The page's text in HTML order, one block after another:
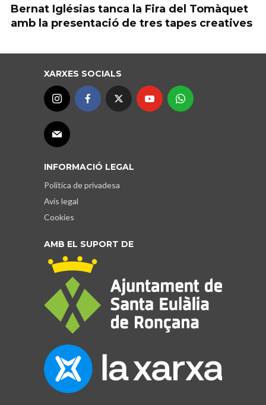
Bernat Iglésias tanca la Fira del Tomàquet
amb la presentació de tres tapes creatives
XARXES SOCIALS
INFORMACIÓ LEGAL
Política de privadesa
Avís legal
Cookies
AMB EL SUPORT DE